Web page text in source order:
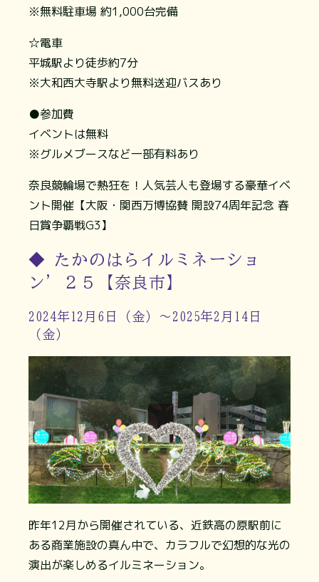
※無料駐車場 約1,000台完備
☆電車
平城駅より徒歩約7分
※大和西大寺駅より無料送迎バスあり
●参加費
イベントは無料
※グルメブースなど一部有料あり
奈良競輪場で熱狂を！人気芸人も登場する豪華イベ
ント開催【大阪・関西万博協賛 開設74周年記念 春
日賞争覇戦G3】
◆ たかのはらイルミネーショ
ン’２５【奈良市】
2024年12月6日（金）～2025年2月14日
（金）
昨年12月から開催されている、近鉄高の原駅前に
ある商業施設の真ん中で、カラフルで幻想的な光の
演出が楽しめるイルミネーション。